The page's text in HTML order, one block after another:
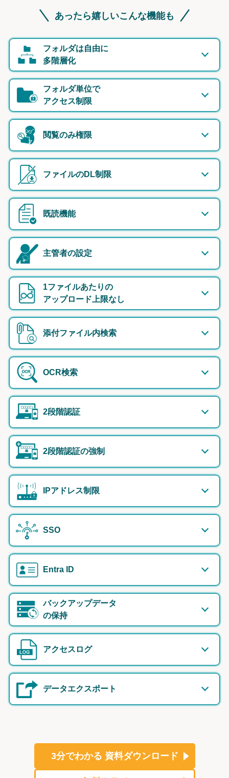
あったら嬉しいこんな機能も
フォルダは自由に
多階層化
フォルダ単位で
アクセス制限
閲覧のみ権限
ファイルのDL制限
既読機能
主管者の設定
1ファイルあたりの
アップロード上限なし
添付ファイル内検索
OCR検索
2段階認証
2段階認証の強制
IPアドレス制限
SSO
Entra ID
バックアップデータ
の保持
アクセスログ
データエクスポート
3分でわかる 資料ダウンロード